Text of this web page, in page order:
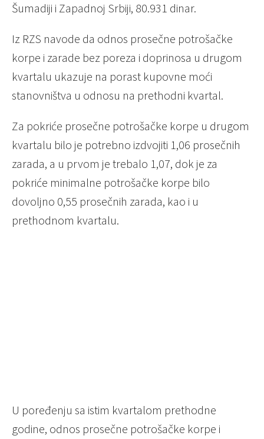
Šumadiji i Zapadnoj Srbiji, 80.931 dinar.
Iz RZS navode da odnos prosečne potrošačke
korpe i zarade bez poreza i doprinosa u drugom
kvartalu ukazuje na porast kupovne moći
stanovništva u odnosu na prethodni kvartal.
Za pokriće prosečne potrošačke korpe u drugom
kvartalu bilo je potrebno izdvojiti 1,06 prosečnih
zarada, a u prvom je trebalo 1,07, dok je za
pokriće minimalne potrošačke korpe bilo
dovoljno 0,55 prosečnih zarada, kao i u
prethodnom kvartalu.
U poređenju sa istim kvartalom prethodne
godine, odnos prosečne potrošačke korpe i